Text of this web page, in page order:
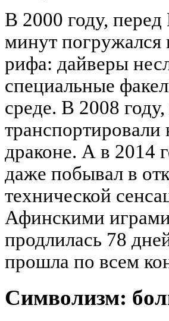
В 2000 году,
минут погружался
рифа: дайверы
специальные
среде. В 2008
драконе. А в 2014
даже побывал в
технической
Афинскими
продлилась 78
прошла по всем
Символизм: